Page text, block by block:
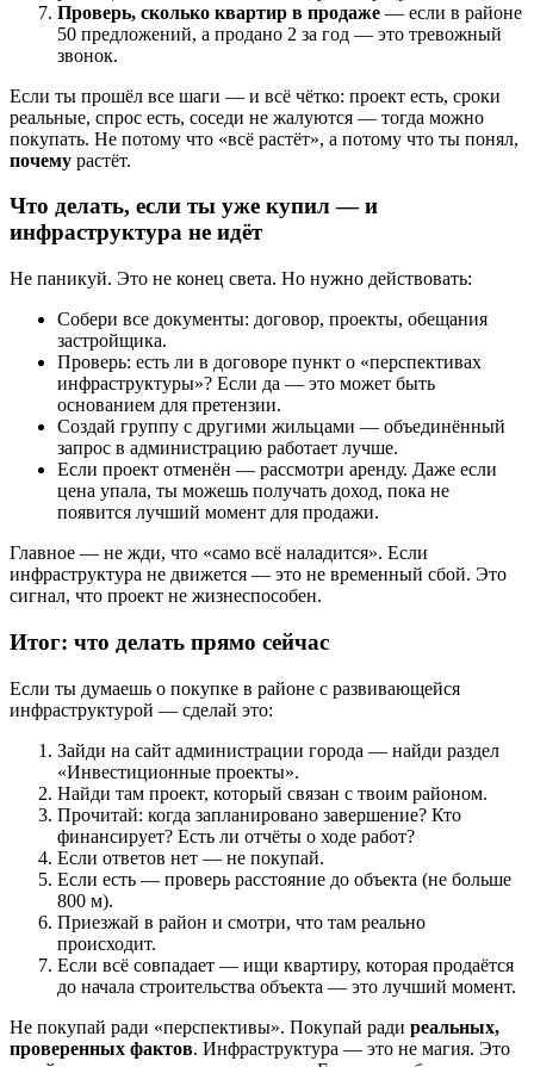
Проверь, сколько квартир в продаже — если в районе
50 предложений, а продано 2 за год — это тревожный
звонок.
Если ты прошёл все шаги — и всё чётко: проект есть, сроки
реальные, спрос есть, соседи не жалуются — тогда можно
покупать. Не потому что «всё растёт», а потому что ты понял,
почему растёт.
Что делать, если ты уже купил — и
инфраструктура не идёт
Не паникуй. Это не конец света. Но нужно действовать:
Собери все документы: договор, проекты, обещания
застройщика.
Проверь: есть ли в договоре пункт о «перспективах
инфраструктуры»? Если да — это может быть
основанием для претензии.
Создай группу с другими жильцами — объединённый
запрос в администрацию работает лучше.
Если проект отменён — рассмотри аренду. Даже если
цена упала, ты можешь получать доход, пока не
появится лучший момент для продажи.
Главное — не жди, что «само всё наладится». Если
инфраструктура не движется — это не временный сбой. Это
сигнал, что проект не жизнеспособен.
Итог: что делать прямо сейчас
Если ты думаешь о покупке в районе с развивающейся
инфраструктурой — сделай это:
Зайди на сайт администрации города — найди раздел
«Инвестиционные проекты».
Найди там проект, который связан с твоим районом.
Прочитай: когда запланировано завершение? Кто
финансирует? Есть ли отчёты о ходе работ?
Если ответов нет — не покупай.
Если есть — проверь расстояние до объекта (не больше
800 м).
Приезжай в район и смотри, что там реально
происходит.
Если всё совпадает — ищи квартиру, которая продаётся
до начала строительства объекта — это лучший момент.
Не покупай ради «перспективы». Покупай ради реальных,
проверенных фактов. Инфраструктура — это не магия. Это